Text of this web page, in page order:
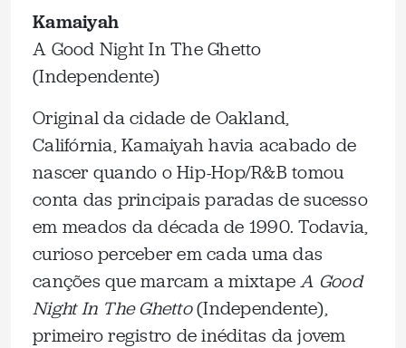
Kamaiyah
A Good Night In The Ghetto
(Independente)
Original da cidade de Oakland,
Califórnia, Kamaiyah havia acabado de
nascer quando o Hip-Hop/R&B tomou
conta das principais paradas de sucesso
em meados da década de 1990. Todavia,
curioso perceber em cada uma das
canções que marcam a mixtapeA Good
Night In The Ghetto(Independente),
primeiro registro de inéditas da jovem